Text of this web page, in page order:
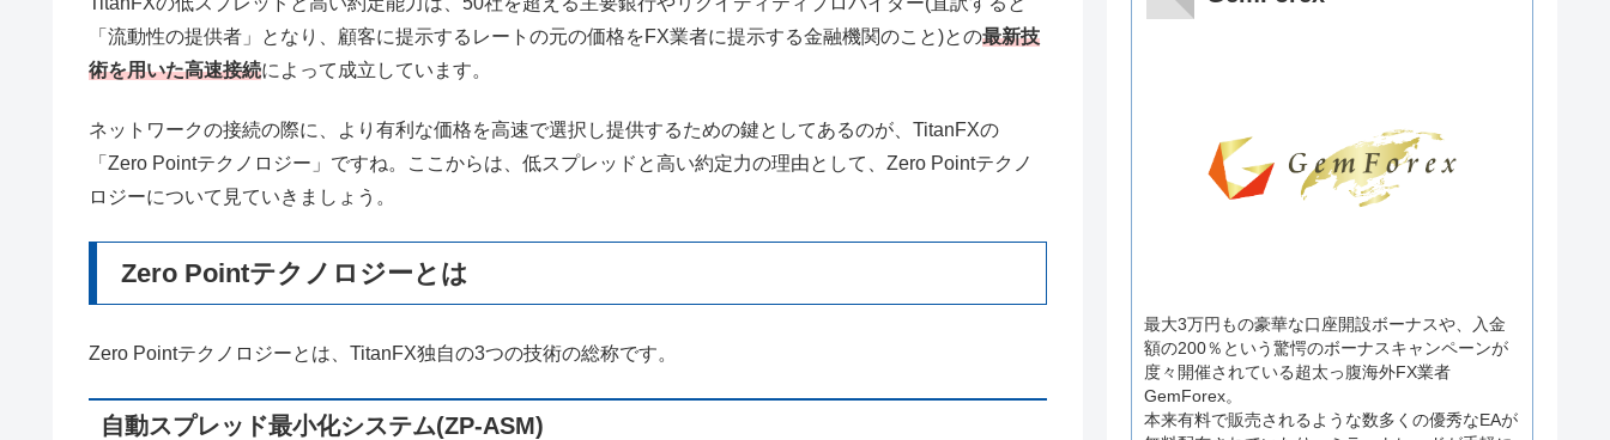
「流動性の提供者」となり、顧客に提示するレートの元の価格をFX業者に提示する金融機関のこと)との最新技
術を用いた高速接続によって成立しています。
ネットワークの接続の際に、より有利な価格を高速で選択し提供するための鍵としてあるのが、TitanFXの
「Zero Pointテクノロジー」ですね。ここからは、低スプレッドと高い約定力の理由として、Zero Pointテクノ
ロジーについて見ていきましょう。
Zero Pointテクノロジーとは
Zero Pointテクノロジーとは、TitanFX独自の3つの技術の総称です。
自動スプレッド最小化システム(ZP-ASM)
最大3万円もの豪華な口座開設ボーナスや、入金
額の200％という驚愕のボーナスキャンペーンが
度々開催されている超太っ腹海外FX業者
GemForex。
本来有料で販売されるような数多くの優秀なEAが